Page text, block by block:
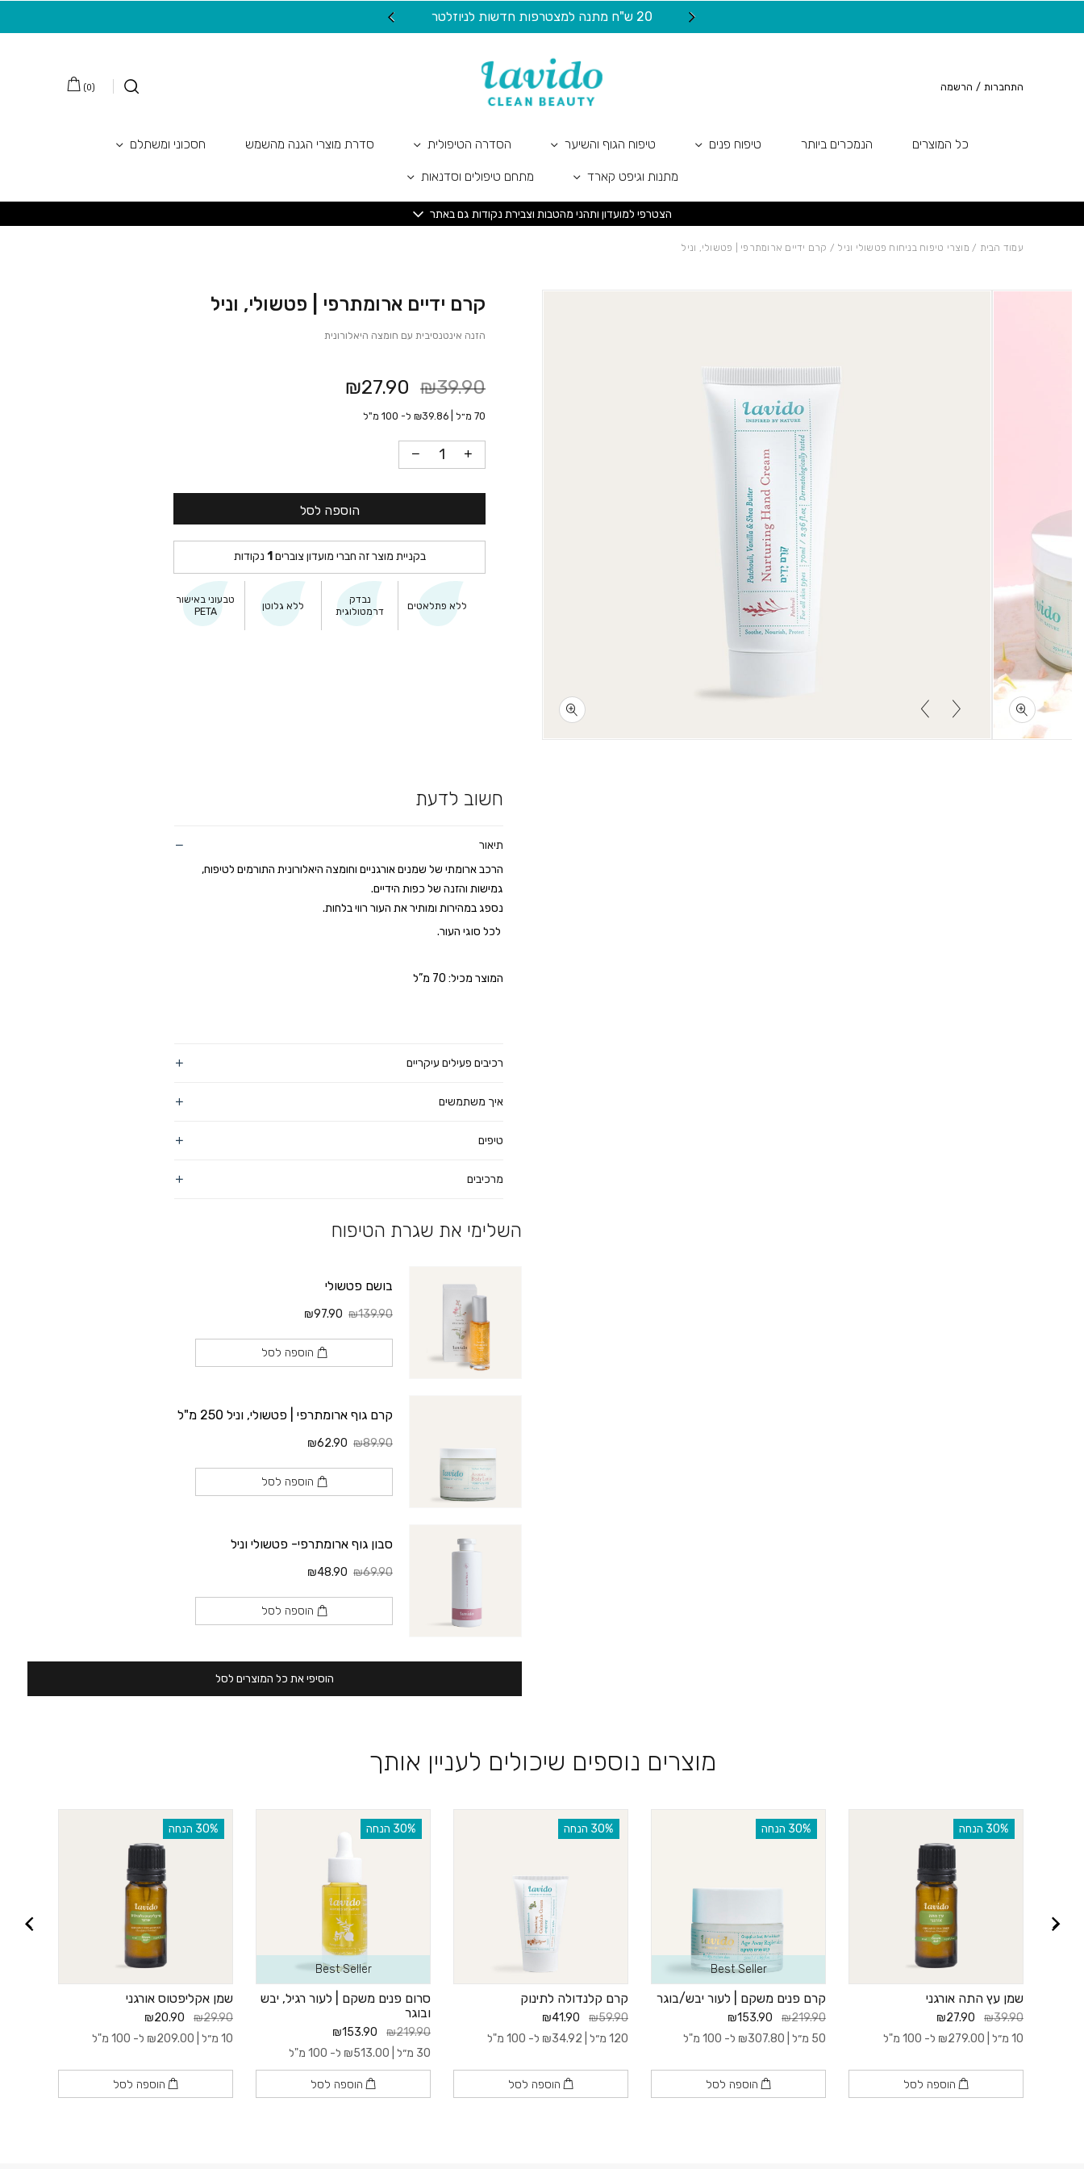
20 ש"ח מתנה למצטרפות חדשות לניוזלטר
(
0
) התחברות / הרשמה
כל המוצרים הנמכרים ביותר טיפוח פנים טיפוח הגוף והשיער הסדרה הטיפולית סדרת מוצרי הגנה מהשמש חסכוני ומשתלם
מתנות וגיפט קארד מתחם טיפולים וסדנאות
הצטרפי למועדון ותהני מהטבות וצבירת נקודות גם באתר
עמוד הבית / מוצרי טיפוח בניחוח פטשולי וניל / קרם ידיים ארומתרפי | פטשולי, וניל
קרם ידיים ארומתרפי | פטשולי, וניל
הזנה אינטנסיבית עם חומצה היאלורונית
₪39.90
₪27.90
70 מ״ל | ₪39.86 ל- 100 מ"ל
הוספה לסל
בקניית מוצר זה חברי מועדון צוברים1 נקודות
ללא פתלאטים
נבדק
דרמטולוגית
ללא גלוטן
טבעוני באישור
PETA
חשוב לדעת
תיאור
הרכב ארומתי של שמנים אורגניים וחומצה היאלורונית התורמים לטיפוח,
גמישות והזנה של כפות הידיים.
נספג במהירות ומותיר את העור רווי בלחות.
לכל סוגי העור.
המוצר מכיל: 70 מ”ל
רכיבים פעילים עיקריים
איך משתמשים
טיפים
מרכיבים
השלימי את שגרת הטיפוח
בושם פטשולי
₪139.90
₪97.90
הוספה לסל
קרם גוף ארומתרפי | פטשולי, וניל 250 מ"ל
₪89.90
₪62.90
הוספה לסל
סבון גוף ארומתרפי- פטשולי וניל
₪69.90
₪48.90
הוספה לסל
הוסיפי את כל המוצרים לסל
מוצרים נוספים שיכולים לעניין אותך
‫30% הנחה
שמן עץ התה אורגני
₪39.90
₪27.90
10 מ״ל |
₪279.00 ל- 100 מ"ל
הוספה לסל
‫30% הנחה
Best Seller
קרם פנים משקם | לעור יבש/בוגר
₪219.90
₪153.90
50 מ״ל |
₪307.80 ל- 100 מ"ל
הוספה לסל
‫30% הנחה
קרם קלנדולה לתינוק
₪59.90
₪41.90
120 מ״ל |
₪34.92 ל- 100 מ"ל
הוספה לסל
‫30% הנחה
Best Seller
סרום פנים משקם | לעור רגיל, יבש
ובוגר
₪219.90
₪153.90
30 מ״ל |
₪513.00 ל- 100 מ"ל
הוספה לסל
‫30% הנחה
שמן אקליפטוס אורגני
₪29.90
₪20.90
10 מ״ל |
₪209.00 ל- 100 מ"ל
הוספה לסל